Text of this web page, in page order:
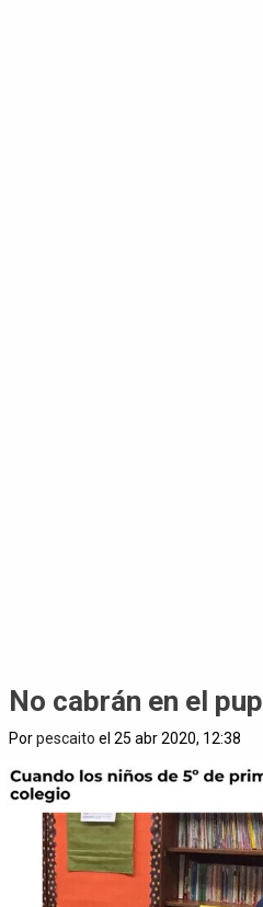
No cabrán en el
Porpescaito el 25 abr 2020, 12:38